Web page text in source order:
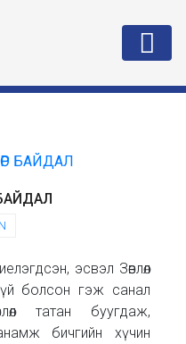
БАЙДАЛ
эсвэл Зөвлөл
болсон гэж санал
татан буугдаж,
бичгийн хүчин